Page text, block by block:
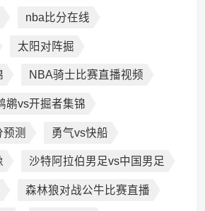
nba比分在线
太阳对阵掘
NBA骑士比赛直播视频
鹕vs开掘者集锦
测 勇气vs快船
沙特阿拉伯男足vs中国男足
森林狼对战公牛比赛直播